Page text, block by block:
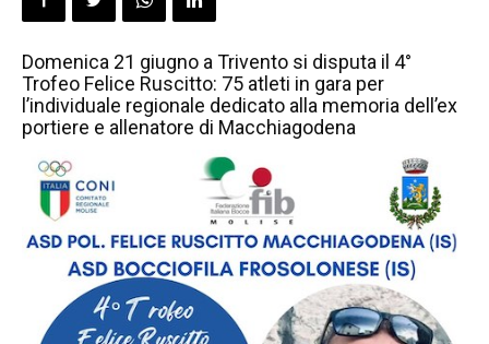
Domenica 21 giugno a Trivento si disputa il 4°
Trofeo Felice Ruscitto: 75 atleti in gara per
l’individuale regionale dedicato alla memoria dell’ex
portiere e allenatore di Macchiagodena